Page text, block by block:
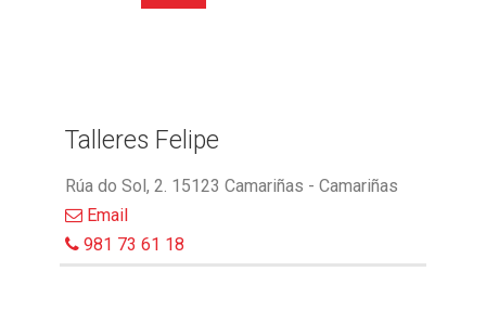
Talleres Felipe
Rúa do Sol, 2. 15123 Camariñas - Camariñas
Email
981 73 61 18